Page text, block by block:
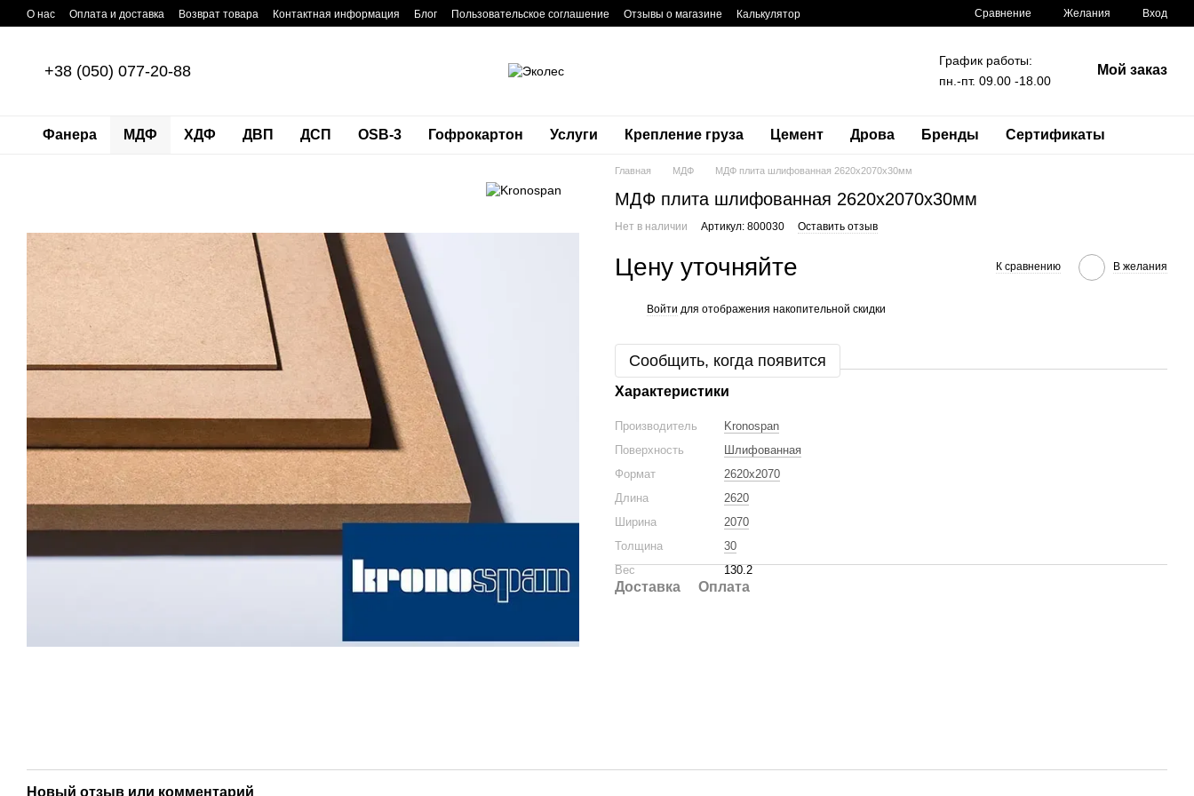
Перейти к основному контенту
О нас Оплата и доставка Возврат товара Контактная информация Блог Пользовательское соглашение Отзывы о магазине Калькулятор Сравнение Желания Вход
+38 (050) 077-20-88
График работы:
пн.-пт. 09.00 -18.00
Мой заказ
Фанера МДФ ХДФ ДВП ДСП OSB-3 Гофрокартон Услуги Крепление груза Цемент Дрова Бренды Сертификаты
Главная МДФ МДФ плита шлифованная 2620x2070x30мм
МДФ плита шлифованная 2620x2070x30мм
Нет в наличии Артикул: 800030 Оставить отзыв
Цену уточняйте К сравнению В желания
Войти для отображения накопительной скидки
Сообщить, когда появится
Характеристики
Производитель
Kronospan
Поверхность
Шлифованная
Формат
2620x2070
Длина
2620
Ширина
2070
Толщина
30
Вес
130.2
Доставка Оплата
Новый отзыв или комментарий